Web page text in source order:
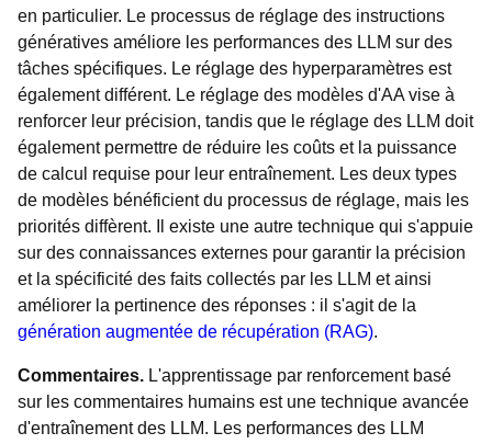
en particulier. Le processus de réglage des instructions
génératives améliore les performances des LLM sur des
tâches spécifiques. Le réglage des hyperparamètres est
également différent. Le réglage des modèles d'AA vise à
renforcer leur précision, tandis que le réglage des LLM doit
également permettre de réduire les coûts et la puissance
de calcul requise pour leur entraînement. Les deux types
de modèles bénéficient du processus de réglage, mais les
priorités diffèrent. Il existe une autre technique qui s'appuie
sur des connaissances externes pour garantir la précision
et la spécificité des faits collectés par les LLM et ainsi
améliorer la pertinence des réponses : il s'agit de la
génération augmentée de récupération (RAG).
Commentaires. L'apprentissage par renforcement basé
sur les commentaires humains est une technique avancée
d'entraînement des LLM. Les performances des LLM